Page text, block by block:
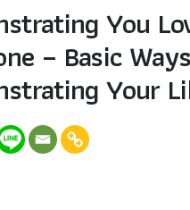
You
– Basic
Your